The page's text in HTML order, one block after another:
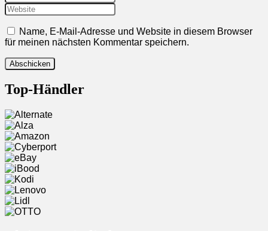
Name, E-Mail-Adresse und Website in diesem Browser
für meinen nächsten Kommentar speichern.
Top-Händler